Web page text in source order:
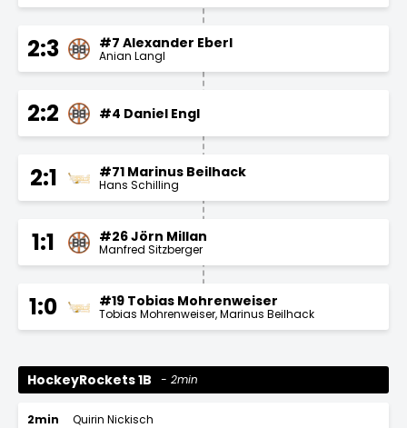
2:3 #7 Alexander Eberl
Anian Langl
2:2 #4 Daniel Engl
2:1 #71 Marinus Beilhack
Hans Schilling
1:1 #26 Jörn Millan
Manfred Sitzberger
1:0 #19 Tobias Mohrenweiser
Tobias Mohrenweiser Marinus Beilhack
HockeyRockets 1B 2min
2min Quirin Nickisch